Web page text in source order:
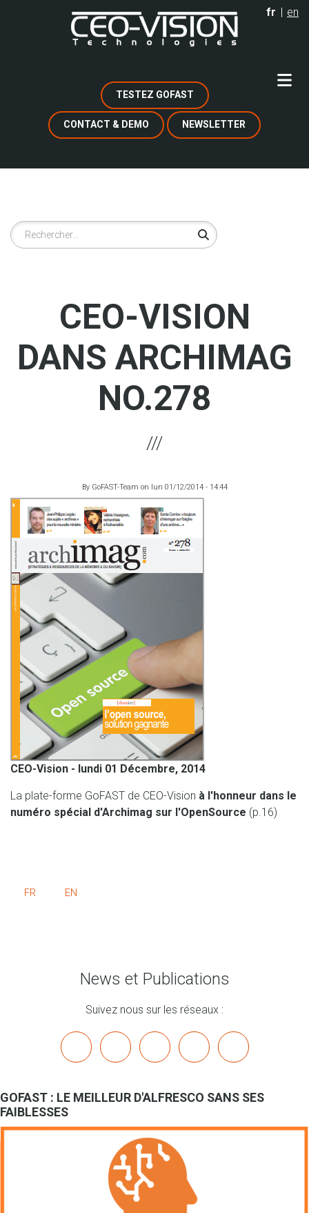
fr en
TESTEZ GOFAST
CONTACT & DEMO NEWSLETTER
Rechercher
CEO-VISION
DANS ARCHIMAG
NO.278
By GoFAST-Team on lun 01/12/2014 - 14:44
CEO-Vision - lundi 01 Décembre, 2014
La plate-forme GoFAST de CEO-Vision à l'honneur dans le
numéro spécial d'Archimag sur l'OpenSource (p.16)
FR EN
News et Publications
Suivez nous sur les réseaux :
linkedinyoutubebluesky mastodon
GOFAST : LE MEILLEUR D'ALFRESCO SANS SES
FAIBLESSES